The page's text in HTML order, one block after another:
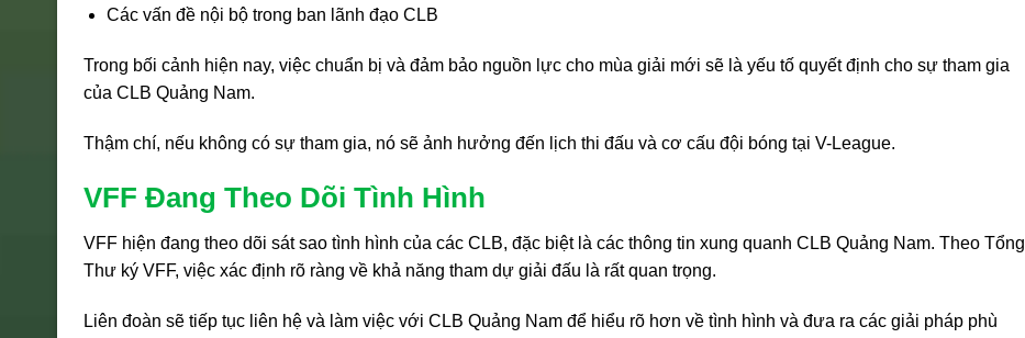
Các vấn đề nội bộ trong ban lãnh đạo CLB
Trong bối cảnh hiện nay, việc chuẩn bị và đảm bảo nguồn lực cho mùa giải mới sẽ là yếu tố quyết định cho sự tham gia
của CLB Quảng Nam.
Thậm chí, nếu không có sự tham gia, nó sẽ ảnh hưởng đến lịch thi đấu và cơ cấu đội bóng tại V-League.
VFF Đang Theo Dõi Tình Hình
VFF hiện đang theo dõi sát sao tình hình của các CLB, đặc biệt là các thông tin xung quanh CLB Quảng Nam. Theo Tổng
Thư ký VFF, việc xác định rõ ràng về khả năng tham dự giải đấu là rất quan trọng.
Liên đoàn sẽ tiếp tục liên hệ và làm việc với CLB Quảng Nam để hiểu rõ hơn về tình hình và đưa ra các giải pháp phù